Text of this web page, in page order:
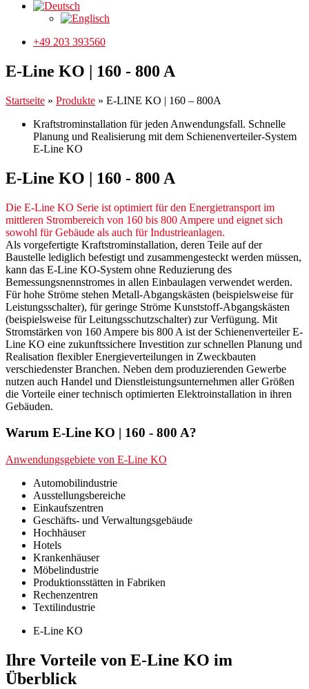
+49 203 393560
E-Line KO | 160 - 800 A
Startseite » Produkte » E-LINE KO | 160 – 800A
Kraftstrominstallation für jeden Anwendungsfall. Schnelle
Planung und Realisierung mit dem Schienenverteiler-System
E-Line KO
E-Line KO | 160 - 800 A
Die E-Line KO Serie ist optimiert für den Energietransport im
mittleren Strombereich von 160 bis 800 Ampere und eignet sich
sowohl für Gebäude als auch für Industrieanlagen.
Als vorgefertigte Kraftstrominstallation, deren Teile auf der
Baustelle lediglich befestigt und zusammengesteckt werden müssen,
kann das E-Line KO-System ohne Reduzierung des
Bemessungsnennstromes in allen Einbaulagen verwendet werden.
Für hohe Ströme stehen Metall-Abgangskästen (beispielsweise für
Leistungsschalter), für geringe Ströme Kunststoff-Abgangskästen
(beispielsweise für Leitungsschutzschalter) zur Verfügung. Mit
Stromstärken von 160 Ampere bis 800 A ist der Schienenverteiler E-
Line KO eine zukunftssichere Investition zur schnellen Planung und
Realisation flexibler Energieverteilungen in Zweckbauten
verschiedenster Branchen. Neben dem produzierenden Gewerbe
nutzen auch Handel und Dienstleistungsunternehmen aller Größen
die Vorteile einer technisch optimierten Elektroinstallation in ihren
Gebäuden.
Warum E-Line KO | 160 - 800 A?
Anwendungsgebiete von E-Line KO
Automobilindustrie
Ausstellungsbereiche
Einkaufszentren
Geschäfts- und Verwaltungsgebäude
Hochhäuser
Hotels
Krankenhäuser
Möbelindustrie
Produktionsstätten in Fabriken
Rechenzentren
Textilindustrie
E-Line KO
Ihre Vorteile von E-Line KO im
Überblick